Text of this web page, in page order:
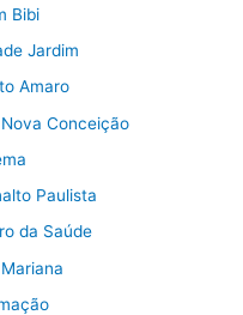
Bibi
Jardim
Amaro
Conceição
Paulista
da Saúde